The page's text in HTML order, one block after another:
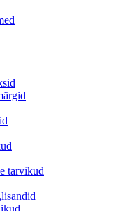
tarvikud